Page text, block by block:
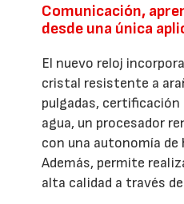
Comunicación,
desde una única
El nuevo reloj
cristal resistente a
pulgadas,
agua, un procesador
con una autonomía
Además, permite
alta calidad a través